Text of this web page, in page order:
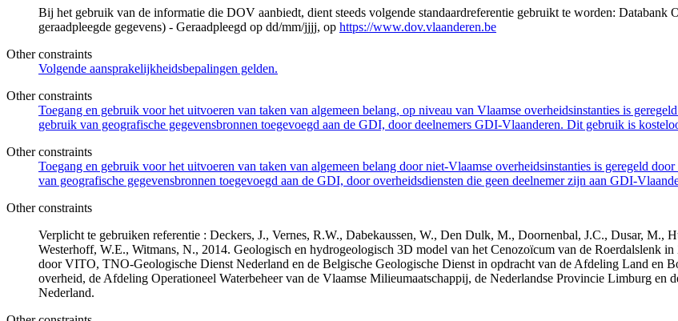
Bij het gebruik van de informatie die DOV aanbiedt, dient steeds volgende standaardreferentie gebruikt te worden: Databank
geraadpleegde gegevens) - Geraadpleegd op dd/mm/jjjj, op https://www.dov.vlaanderen.be
Other constraints
Volgende aansprakelijkheidsbepalingen gelden.
Other constraints
Toegang en gebruik voor het uitvoeren van taken van algemeen belang, op niveau van Vlaamse overheidsinstanties is
gebruik van geografische gegevensbronnen toegevoegd aan de GDI, door deelnemers GDI-Vlaanderen. Dit gebruik is
Other constraints
Toegang en gebruik voor het uitvoeren van taken van algemeen belang door niet-Vlaamse overheidsinstanties is geregeld
van geografische gegevensbronnen toegevoegd aan de GDI, door overheidsdiensten die geen deelnemer zijn aan GDI-
Other constraints
Verplicht te gebruiken referentie : Deckers, J., Vernes, R.W., Dabekaussen, W., Den Dulk, M., Doornenbal, J.C., Dusar, M.,
Westerhoff, W.E., Witmans, N., 2014. Geologisch en hydrogeologisch 3D model van het Cenozoïcum van de Roerdalslenk
door VITO, TNO-Geologische Dienst Nederland en de Belgische Geologische Dienst in opdracht van de Afdeling Land en
overheid, de Afdeling Operationeel Waterbeheer van de Vlaamse Milieumaatschappij, de Nederlandse Provincie Limburg
Nederland.